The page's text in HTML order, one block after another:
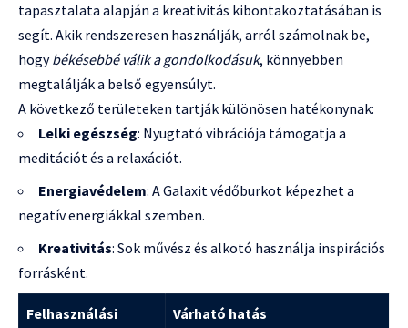
tapasztalata alapján a kreativitás kibontakoztatásában is
segít. Akik rendszeresen használják, arról számolnak be,
hogybékésebbé válik a gondolkodásuk, könnyebben
megtalálják a belső egyensúlyt.
A következő területeken tartják különösen hatékonynak:
Lelki egészség: Nyugtató vibrációja támogatja a
meditációt és a relaxációt.
Energiavédelem: A Galaxit védőburkot képezhet a
negatív energiákkal szemben.
Kreativitás: Sok művész és alkotó használja inspirációs
forrásként.
Felhasználási
Várható hatás